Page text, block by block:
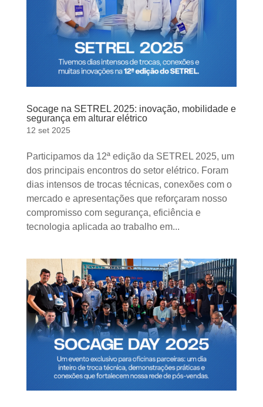
Socage na SETREL 2025: inovação, mobilidade e
segurança em alturar elétrico
12 set 2025
Participamos da 12ª edição da SETREL 2025, um
dos principais encontros do setor elétrico. Foram
dias intensos de trocas técnicas, conexões com o
mercado e apresentações que reforçaram nosso
compromisso com segurança, eficiência e
tecnologia aplicada ao trabalho em...